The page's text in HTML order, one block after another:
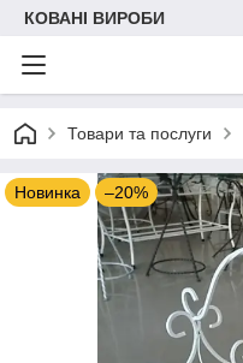
КОВАНІ ВИРОБИ
Товари та послуги
Новинка –20%